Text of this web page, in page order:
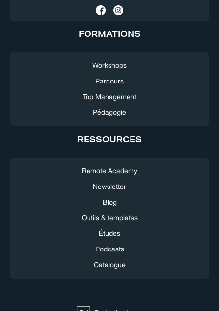
FORMATIONS
Workshops
Parcours
Top Management
Pédagogie
RESSOURCES
Remote Academy
Newsletter
Blog
Outils & templates
Études
Podcasts
Catalogue